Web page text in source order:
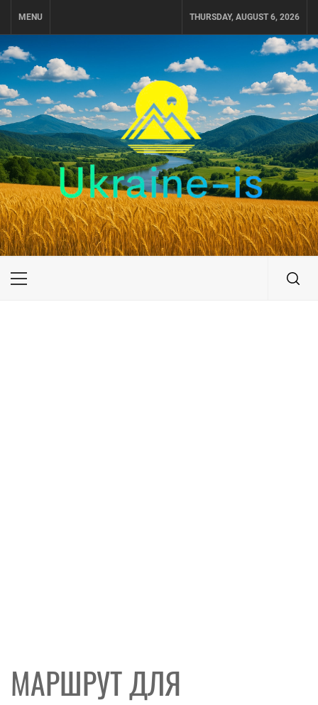
MENU THURSDAY, AUGUST 6, 2026
UKRAINE-IS
ПУТЕШЕСТВИЕ ПО УКРАИНЕ
Primary
МАРШРУТ ДЛЯ